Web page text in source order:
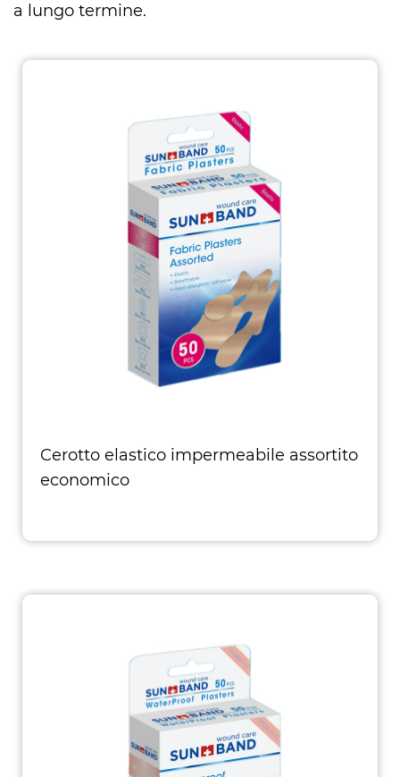
a lungo termine.
Cerotto elastico impermeabile assortito
economico